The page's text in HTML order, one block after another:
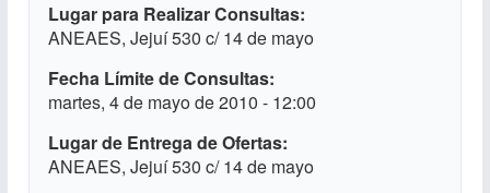
Lugar para Realizar Consultas
ANEAES, Jejuí 530 c/ 14 de mayo
Fecha Límite de Consultas
martes, 4 de mayo de 2010 - 12:00
Lugar de Entrega de Ofertas
ANEAES, Jejuí 530 c/ 14 de mayo